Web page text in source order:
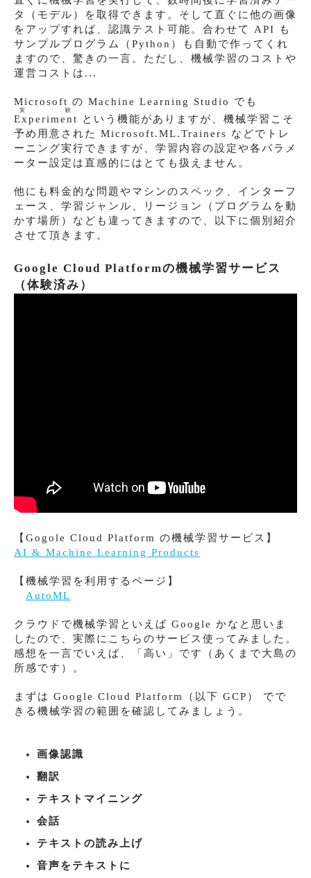
タ（モデル）を取得できます。そして直ぐに他の画像
をアップすれば、認識テスト可能。合わせて API も
サンプルプログラム（Python）も自動で作ってくれ
ますので、驚きの一言。ただし、機械学習のコストや
運営コストは...
Microsoft の Machine Learning Studio でも
Experiment
実験
という機能がありますが、機械学習こそ
予め用意された Microsoft.ML.Trainers などでトレ
ーニング実行できますが、学習内容の設定や各パラメ
ーター設定は直感的にはとても扱えません。
他にも料金的な問題やマシンのスペック、インターフ
ェース、学習ジャンル、リージョン（プログラムを動
かす場所）なども違ってきますので、以下に個別紹介
させて頂きます。
Google Cloud Platformの機械学習サービス
（体験済み）
【Gogole Cloud Platform の機械学習サービス】
AI & Machine Learning Products
【機械学習を利用するページ】
AutoML
クラウドで機械学習といえば Google かなと思いま
したので、実際にこちらのサービス使ってみました。
感想を一言でいえば、「高い」です（あくまで大島の
所感です）。
まずは Google Cloud Platform（以下 GCP） でで
きる機械学習の範囲を確認してみましょう。
画像認識
翻訳
テキストマイニング
会話
テキストの読み上げ
音声をテキストに